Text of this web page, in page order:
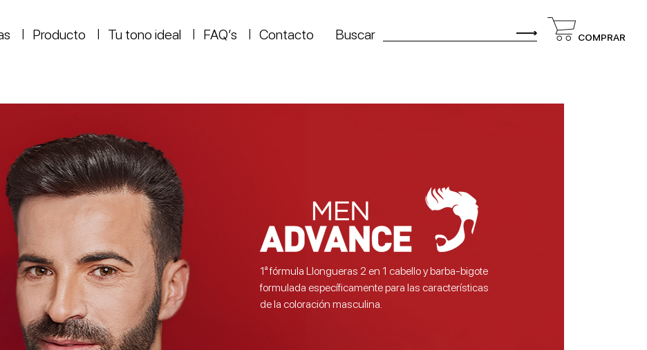
Producto Tu tono ideal FAQ’s Contacto Buscar COMPRAR
1ª fórmula Llongueras 2 en 1 cabello y barba-bigote
formulada específicamente para las características
de la coloración masculina.